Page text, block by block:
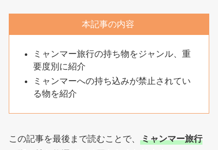
本記事の内容
ミャンマー旅行の持ち物をジャンル、重
要度別に紹介
ミャンマーへの持ち込みが禁止されてい
る物を紹介
この記事を最後まで読むことで、 ミャンマー旅行